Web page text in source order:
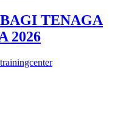
TENAGA
2026